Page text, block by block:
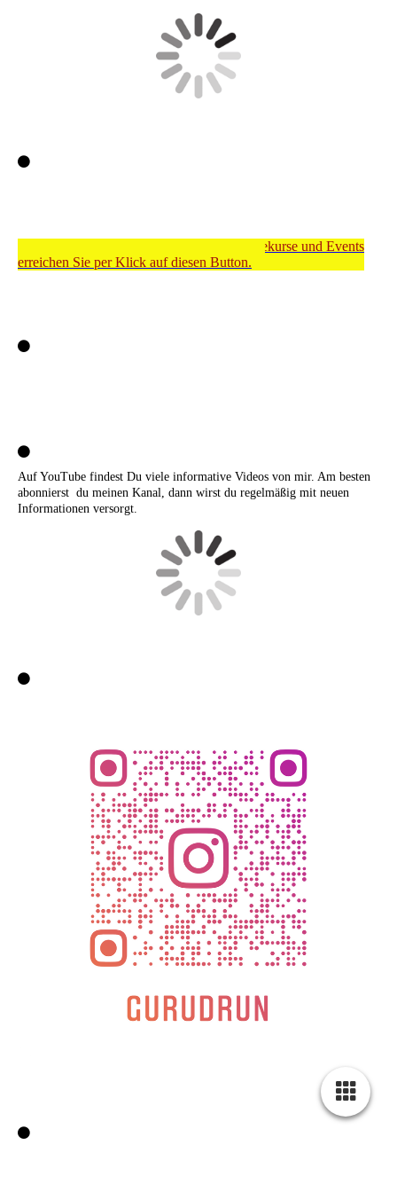
Meinen Shop für Dienstleistungen, Onlinekurse und Events
erreichen Sie per Klick auf diesen Button.
Auf YouTube findest Du viele informative Videos von mir. Am besten
abonnierst du meinen Kanal, dann wirst du regelmäßig mit neuen
Informationen versorgt.